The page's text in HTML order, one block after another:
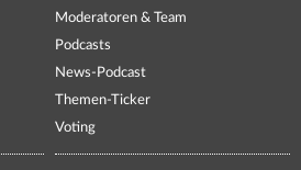
Moderatoren & Team
Podcasts
News-Podcast
Themen-Ticker
Voting